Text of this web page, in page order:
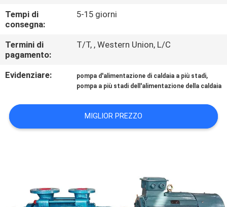
CONTATTICI
RICHIEDA
CITAZIONE
MAPPA
DEL
POLICY
Tempi di
consegna:
5-15 giorni
Termini di
pagamento:
T/T, , Western Union, L/C
Evidenziare: pompa d'alimentazione di caldaia a più stadi,
pompa a più stadi dell'alimentazione della caldaia
MIGLIOR PREZZO